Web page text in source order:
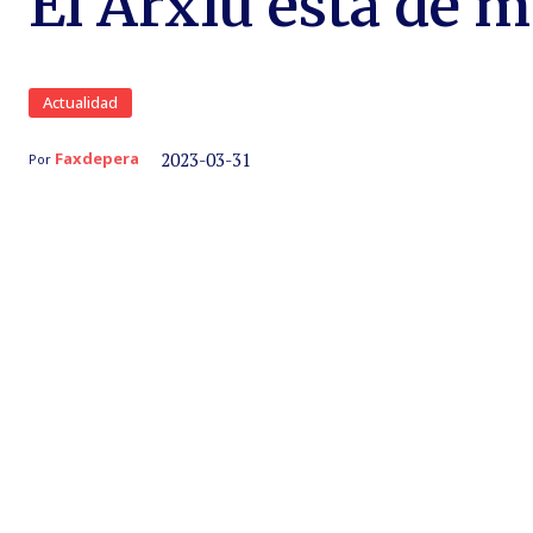
Actualidad
Por Faxdepera 2023-03-31